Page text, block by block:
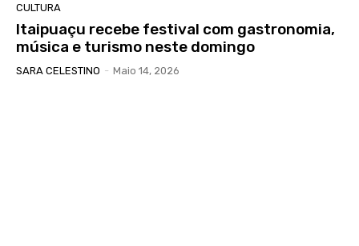
CULTURA
Itaipuaçu recebe festival com gastronomia,
música e turismo neste domingo
SARA CELESTINO - Maio 14, 2026